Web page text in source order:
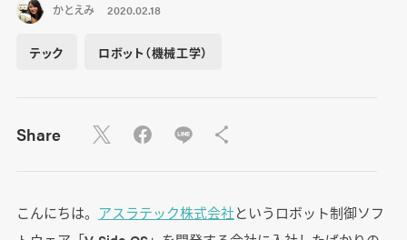
かとえみ 2020.02.18
テック ロボット（機械工学）
Share
こんにちは。 アスラテック株式会社というロボット制御ソフ